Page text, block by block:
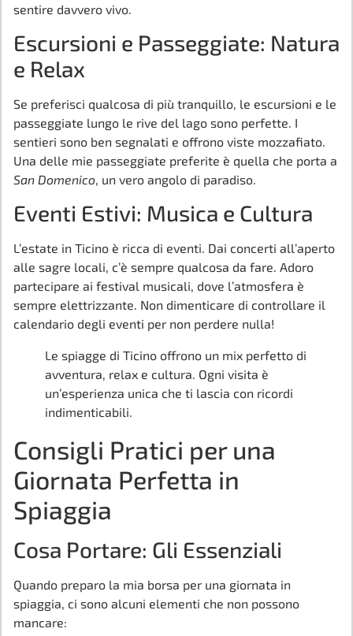
sentire davvero vivo.
Escursioni e Passeggiate: Natura
e Relax
Se preferisci qualcosa di più tranquillo, le escursioni e le
passeggiate lungo le rive del lago sono perfette. I
sentieri sono ben segnalati e offrono viste mozzafiato.
Una delle mie passeggiate preferite è quella che porta a
San Domenico, un vero angolo di paradiso.
Eventi Estivi: Musica e Cultura
L’estate in Ticino è ricca di eventi. Dai concerti all’aperto
alle sagre locali, c’è sempre qualcosa da fare. Adoro
partecipare ai festival musicali, dove l’atmosfera è
sempre elettrizzante. Non dimenticare di controllare il
calendario degli eventi per non perdere nulla!
Le spiagge di Ticino offrono un mix perfetto di
avventura, relax e cultura. Ogni visita è
un’esperienza unica che ti lascia con ricordi
indimenticabili.
Consigli Pratici per una
Giornata Perfetta in
Spiaggia
Cosa Portare: Gli Essenziali
Quando preparo la mia borsa per una giornata in
spiaggia, ci sono alcuni elementi che non possono
mancare: